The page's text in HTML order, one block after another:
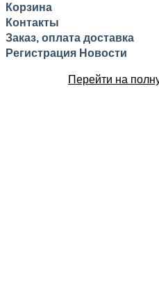
Корзина
Контакты
Заказ, оплата доставка
Регистрация Новости
Перейти на